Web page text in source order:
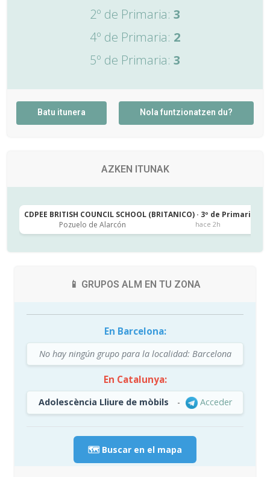
2º de Primaria: 3
4º de Primaria: 2
5º de Primaria: 3
Batu itunera Nola funtzionatzen du?
AZKEN ITUNAK
CDPEE BRITISH COUNCIL SCHOOL (BRITANICO) · 3º de Primaria
Pozuelo de Alarcón
hace 2h
📱 GRUPOS ALM EN TU ZONA
En Barcelona:
No hay ningún grupo para la localidad: Barcelona
En Catalunya:
Adolescència Lliure de mòbils - Acceder
🗺️ Buscar en el mapa